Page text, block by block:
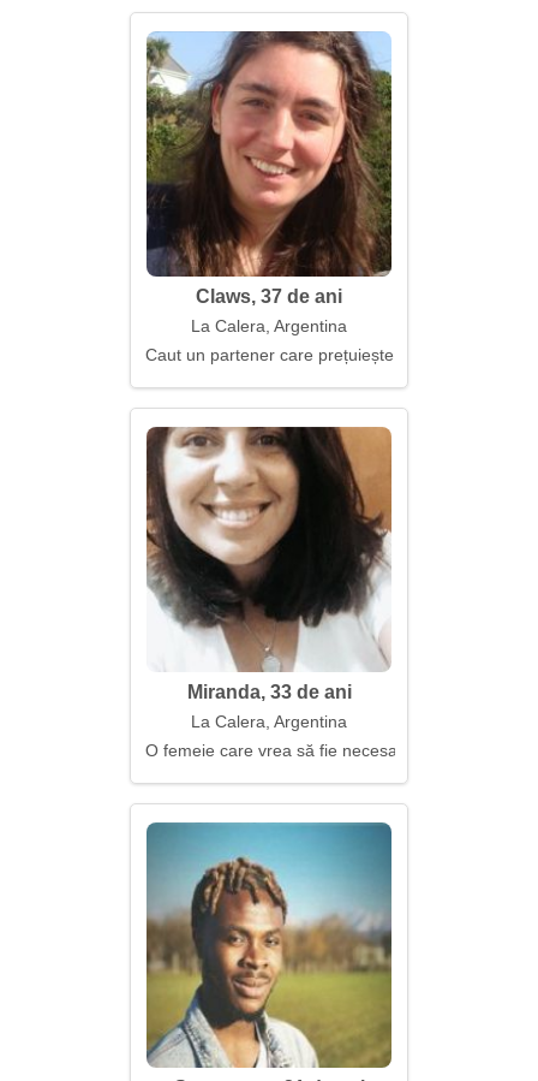
Claws, 37 de ani
La Calera, Argentina
Caut un partener care prețuiește familia
Miranda, 33 de ani
La Calera, Argentina
O femeie care vrea să fie necesară și iubită